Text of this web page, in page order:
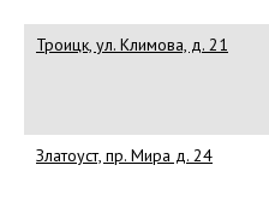
Троицк, ул. Климова, д. 21
Златоуст, пр. Мира д. 24